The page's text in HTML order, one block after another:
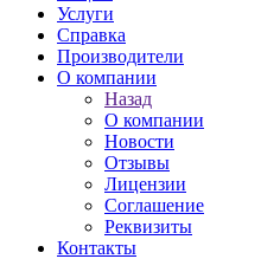
Услуги
Справка
Производители
О компании
Назад
О компании
Новости
Отзывы
Лицензии
Соглашение
Реквизиты
Контакты